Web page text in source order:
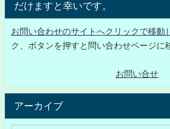
だけますと幸いです。
お問い合わせのサイトへクリックで移動
ク、ボタンを押すと問い合わせページに
お問い合せ
アーカイブ